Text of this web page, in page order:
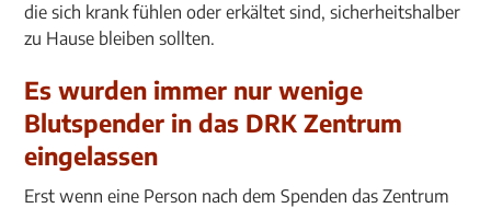
die sich krank fühlen oder erkältet sind, sicherheitshalber
zu Hause bleiben sollten.
Es wurden immer nur wenige
Blutspender in das DRK Zentrum
eingelassen
Erst wenn eine Person nach dem Spenden das Zentrum